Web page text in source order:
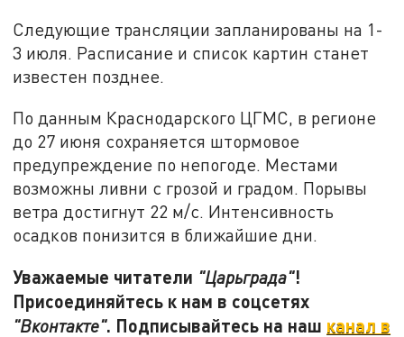
Следующие трансляции запланированы на 1-
3 июля. Расписание и список картин станет
известен позднее.
По данным Краснодарского ЦГМС, в регионе
до 27 июня сохраняется штормовое
предупреждение по непогоде. Местами
возможны ливни с грозой и градом. Порывы
ветра достигнут 22 м/с. Интенсивность
осадков понизится в ближайшие дни.
Уважаемые читатели "Царьграда"!
Присоединяйтесь к нам в соцсетях
"Вконтакте". Подписывайтесь на наш канал в